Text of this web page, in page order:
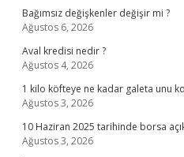
Bağımsız değişkenler değişir mi ?
Ağustos 6, 2026
Aval kredisi nedir ?
Ağustos 4, 2026
1 kilo köfteye ne kadar galeta unu
Ağustos 3, 2026
10 Haziran 2025 tarihinde borsa
Ağustos 3, 2026